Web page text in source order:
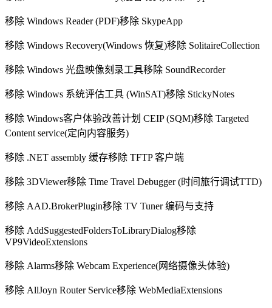
移除 Windows Reader (PDF)移除 SkypeApp
移除 Windows Recovery(Windows 恢复)移除 SolitaireCollection
移除 Windows 光盘映像刻录工具移除 SoundRecorder
移除 Windows 系统评估工具 (WinSAT)移除 StickyNotes
移除 Windows客户体验改善计划 CEIP (SQM)移除 Targeted
Content service(定向内容服务)
移除 .NET assembly 缓存移除 TFTP 客户端
移除 3DViewer移除 Time Travel Debugger (时间旅行调试TTD)
移除 AAD.BrokerPlugin移除 TV Tuner 编码与支持
移除 AddSuggestedFoldersToLibraryDialog移除
VP9VideoExtensions
移除 Alarms移除 Webcam Experience(网络摄像头体验)
移除 AllJoyn Router Service移除 WebMediaExtensions